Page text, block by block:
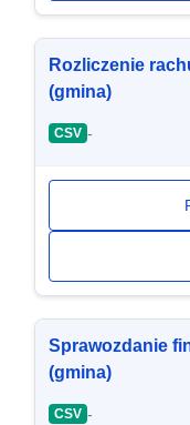
Rozliczenie
(gmina)
CSV -
Sprawozdanie
(gmina)
CSV -